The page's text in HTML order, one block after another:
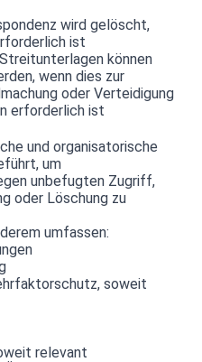
wird gelöscht,
ist
können
wenn dies zur
oder Verteidigung
erforderlich ist
und organisatorische
um
unbefugten Zugriff,
oder Löschung zu
umfassen:
soweit
relevant